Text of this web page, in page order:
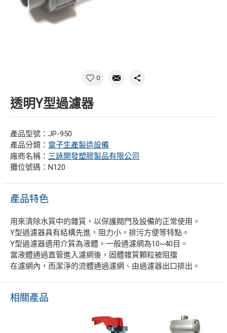
0
透明Y型過濾器
產品型號：JP-950
產品分類： 電子生產製造設備
廠商名稱： 三詠開發塑膠製品有限公司
攤位號碼：N120
產品特色
用來清除水質中的雜質，以保護閥門及設備的正常使用。
Y型過濾器具有結構先進，阻力小，排污方便等特點。
Y型過濾器適用介質為液體。一般通濾網為10~40目。
當液體通過直管進入濾網後，固體雜質顆粒被阻擋
在濾網內，而潔淨的流體通過濾網、由過濾器出口排出。
相關產品